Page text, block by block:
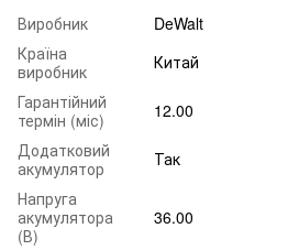
Виробник
DeWalt
Країна
виробник
Китай
Гарантійний
термін (міс)
12.00
Додатковий
акумулятор
Так
Напруга
акумулятора
(В)
36.00